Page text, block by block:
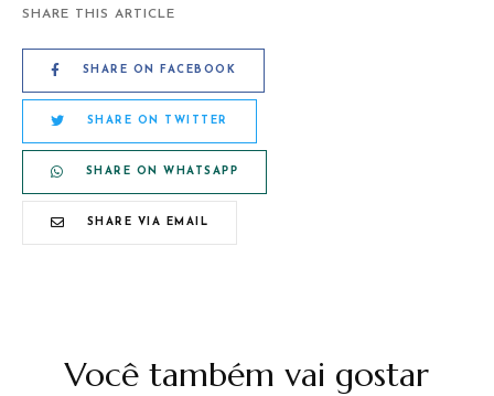
SHARE THIS ARTICLE
SHARE ON FACEBOOK
SHARE ON TWITTER
SHARE ON WHATSAPP
SHARE VIA EMAIL
Você também vai gostar